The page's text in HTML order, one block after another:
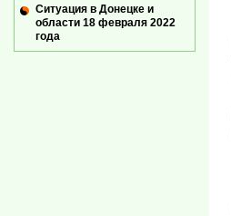
Ситуация в Донецке и
области 18 февраля 2022
года